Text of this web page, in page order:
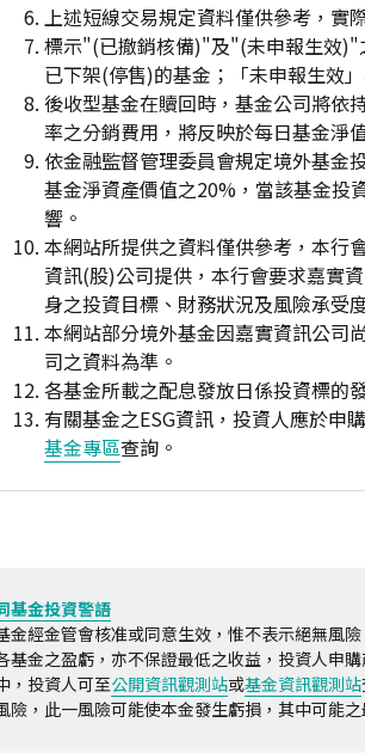
上述短線交易規定資料僅供參考，實
標示"(已撤銷核備)"及"(未申報生效)"
已下架(停售)的基金；「未申報生效
後收型基金在贖回時，基金公司將依
率之分銷費用，將反映於每日基金淨
依金融監督管理委員會規定境外基金
基金淨資產價值之20%，當該基金投
響。
本網站所提供之資料僅供參考，本行
資訊(股)公司提供，本行會要求嘉實
身之投資目標、財務狀況及風險承受
本網站部分境外基金因嘉實資訊公司
司之資料為準。
各基金所載之配息發放日係投資標的
有關基金之ESG資訊，投資人應於申
基金專區查詢。
基金投資警語
金經金管會核准或同意生效，惟不表示絕無風
基金之盈虧，亦不保證最低之收益，投資人申
，投資人可至公開資訊觀測站或基金資訊觀測站
險，此一風險可能使本金發生虧損，其中可能